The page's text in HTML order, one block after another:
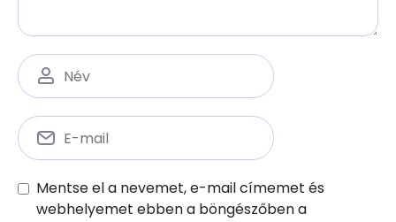
Mentse el a nevemet, e-mail címemet és
webhelyemet ebben a böngészőben a